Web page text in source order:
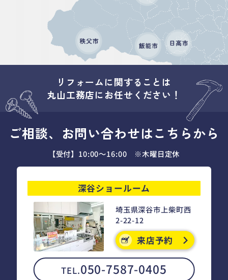
リフォームに関することは
丸山工務店にお任せください！
ご相談、お問い合わせはこちらから
【受付】10:00～16:00 ※木曜日定休
深谷ショールーム
埼玉県深谷市上柴町西
2-22-12
来店予約
TEL.050-7587-0405